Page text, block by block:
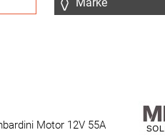
Motor 12V 55A